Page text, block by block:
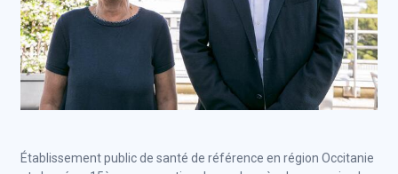
Établissement public de santé de référence en région Occitanie